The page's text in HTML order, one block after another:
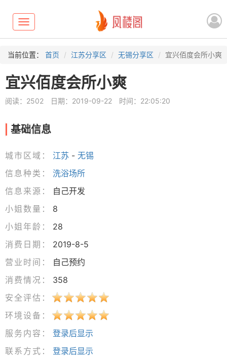
Toggle
navigation
当前位置： 首页 江苏分享区 无锡分享区 宜兴佰度会所小爽
宜兴佰度会所小爽
阅读：2502 日期：2019-09-22 时间：22:05:20
基础信息
城市区域： 江苏 - 无锡
信息种类：
洗浴场所
信息来源：
自己开发
小姐数量：
8
小姐年龄：
28
消费日期：
2019-8-5
营业时间：
自己预约
消费情况：
358
安全评估：
环境设备：
服务内容：
登录后显示
联系方式：
登录后显示